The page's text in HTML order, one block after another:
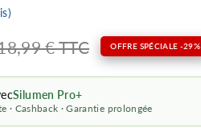
€ TTC18,99
€
OFFRE SPÉCIALE -29%
Silumen Pro+
· Cashback · Garantie prolongée